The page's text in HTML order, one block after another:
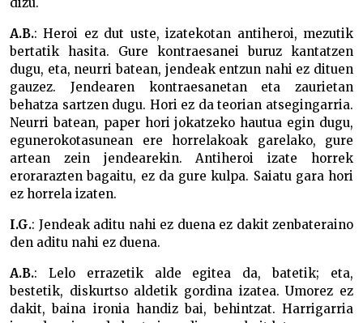
A.B.: Heroi ez dut uste, izatekotan antiheroi, mezutik
bertatik hasita. Gure kontraesanei buruz kantatzen
dugu, eta, neurri batean, jendeak entzun nahi ez dituen
gauzez. Jendearen kontraesanetan eta zaurietan
behatza sartzen dugu. Hori ez da teorian atsegingarria.
Neurri batean, paper hori jokatzeko hautua egin dugu,
egunerokotasunean ere horrelakoak garelako, gure
artean zein jendearekin. Antiheroi izate horrek
erorarazten bagaitu, ez da gure kulpa. Saiatu gara hori
ez horrela izaten.
I.G.: Jendeak aditu nahi ez duena ez dakit zenbateraino
den aditu nahi ez duena.
A.B.: Lelo errazetik alde egitea da, batetik; eta,
bestetik, diskurtso aldetik gordina izatea. Umorez ez
dakit, baina ironia handiz bai, behintzat. Harrigarria